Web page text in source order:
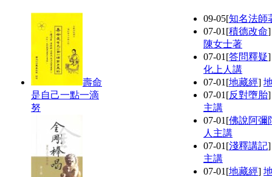
壽命
是自己一點一滴
努
09-05[知名法師
07-01 [積德改命
陳女士著
07-01 [答問釋疑
化上人講
07-01 [地藏經]
07-01 [反對墮胎
主講
07-01 [佛說阿彌
人主講
07-01 [淺釋講記
主講
07-01 [地藏經]